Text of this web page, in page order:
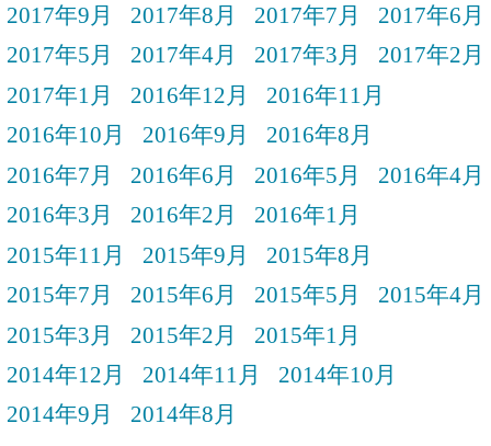
2017年9月
2017年8月 2017年7月
2017年6月
2017年5月
2017年4月 2017年3月
2017年2月
2017年1月
2016年12月
2016年11月
2016年10月
2016年9月
2016年8月
2016年7月
2016年6月 2016年5月
2016年4月
2016年3月
2016年2月
2016年1月
2015年11月
2015年9月
2015年8月
2015年7月
2015年6月 2015年5月
2015年4月
2015年3月
2015年2月
2015年1月
2014年12月
2014年11月
2014年10月
2014年9月
2014年8月